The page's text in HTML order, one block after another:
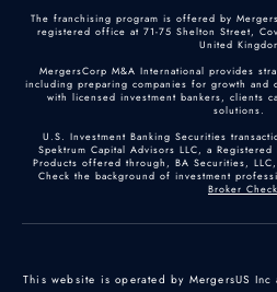
The franchising program is offered by
registered office at 71-75 Shelton Street,
United
MergersCorp M&A International provides
including preparing companies for growth and
with licensed investment bankers, clients
solutions.
U.S. Investment Banking Securities
Spektrum Capital Advisors LLC, a
Products offered through, BA Securities,
Check the background of investment
Broker Check
This website is operated by MergersUS